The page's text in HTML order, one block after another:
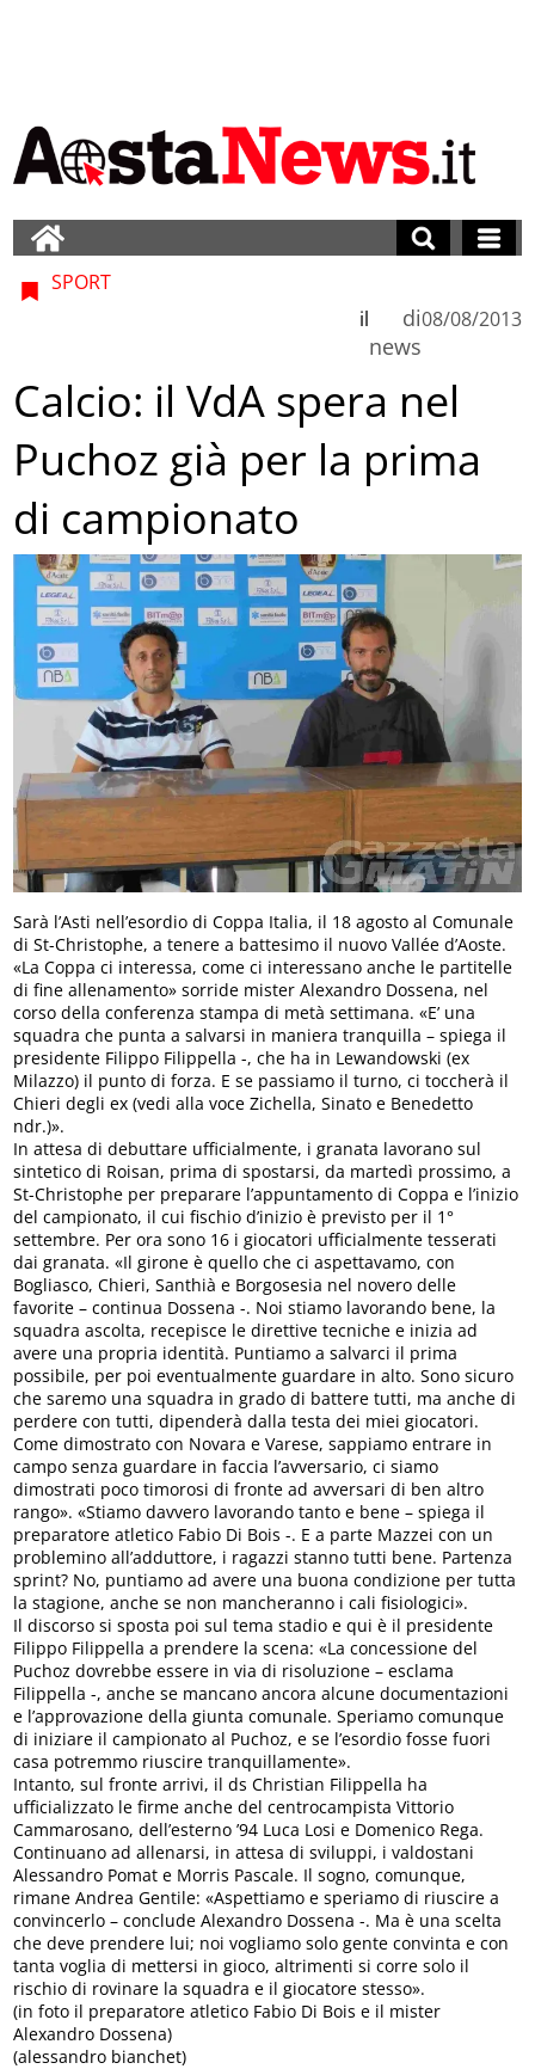
SPORT
di
news
il 08/08/2013
Calcio: il VdA spera nel
Puchoz già per la prima
di campionato
Sarà l’Asti nell’esordio di Coppa Italia, il 18 agosto al Comunale
di St-Christophe, a tenere a battesimo il nuovo Vallée d’Aoste.
«La Coppa ci interessa, come ci interessano anche le partitelle
di fine allenamento» sorride mister Alexandro Dossena, nel
corso della conferenza stampa di metà settimana. «E’ una
squadra che punta a salvarsi in maniera tranquilla – spiega il
presidente Filippo Filippella -, che ha in Lewandowski (ex
Milazzo) il punto di forza. E se passiamo il turno, ci toccherà il
Chieri degli ex (vedi alla voce Zichella, Sinato e Benedetto
ndr.)».
In attesa di debuttare ufficialmente, i granata lavorano sul
sintetico di Roisan, prima di spostarsi, da martedì prossimo, a
St-Christophe per preparare l’appuntamento di Coppa e l’inizio
del campionato, il cui fischio d’inizio è previsto per il 1°
settembre. Per ora sono 16 i giocatori ufficialmente tesserati
dai granata. «Il girone è quello che ci aspettavamo, con
Bogliasco, Chieri, Santhià e Borgosesia nel novero delle
favorite – continua Dossena -. Noi stiamo lavorando bene, la
squadra ascolta, recepisce le direttive tecniche e inizia ad
avere una propria identità. Puntiamo a salvarci il prima
possibile, per poi eventualmente guardare in alto. Sono sicuro
che saremo una squadra in grado di battere tutti, ma anche di
perdere con tutti, dipenderà dalla testa dei miei giocatori.
Come dimostrato con Novara e Varese, sappiamo entrare in
campo senza guardare in faccia l’avversario, ci siamo
dimostrati poco timorosi di fronte ad avversari di ben altro
rango». «Stiamo davvero lavorando tanto e bene – spiega il
preparatore atletico Fabio Di Bois -. E a parte Mazzei con un
problemino all’adduttore, i ragazzi stanno tutti bene. Partenza
sprint? No, puntiamo ad avere una buona condizione per tutta
la stagione, anche se non mancheranno i cali fisiologici».
Il discorso si sposta poi sul tema stadio e qui è il presidente
Filippo Filippella a prendere la scena: «La concessione del
Puchoz dovrebbe essere in via di risoluzione – esclama
Filippella -, anche se mancano ancora alcune documentazioni
e l’approvazione della giunta comunale. Speriamo comunque
di iniziare il campionato al Puchoz, e se l’esordio fosse fuori
casa potremmo riuscire tranquillamente».
Intanto, sul fronte arrivi, il ds Christian Filippella ha
ufficializzato le firme anche del centrocampista Vittorio
Cammarosano, dell’esterno ’94 Luca Losi e Domenico Rega.
Continuano ad allenarsi, in attesa di sviluppi, i valdostani
Alessandro Pomat e Morris Pascale. Il sogno, comunque,
rimane Andrea Gentile: «Aspettiamo e speriamo di riuscire a
convincerlo – conclude Alexandro Dossena -. Ma è una scelta
che deve prendere lui; noi vogliamo solo gente convinta e con
tanta voglia di mettersi in gioco, altrimenti si corre solo il
rischio di rovinare la squadra e il giocatore stesso».
(in foto il preparatore atletico Fabio Di Bois e il mister
Alexandro Dossena)
(alessandro bianchet)